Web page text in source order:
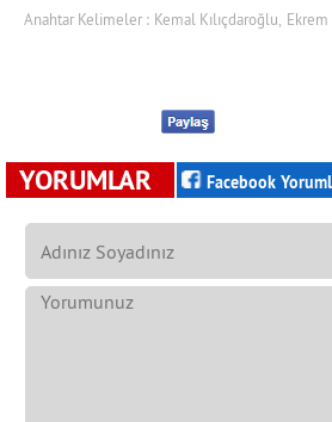
Anahtar Kelimeler : Kemal Kılıçdaroğlu,
YORUMLAR Facebook